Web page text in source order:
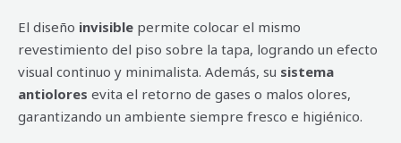
El diseño invisible permite colocar el mismo
revestimiento del piso sobre la tapa, logrando un efecto
visual continuo y minimalista. Además, su sistema
antiolores evita el retorno de gases o malos olores,
garantizando un ambiente siempre fresco e higiénico.